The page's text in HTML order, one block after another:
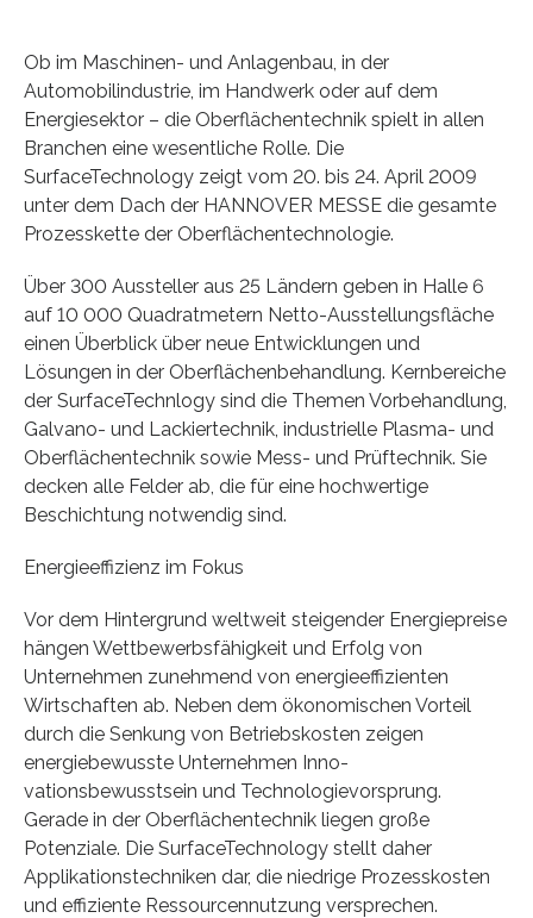
Ob im Maschinen- und Anlagenbau, in der
Automobilindustrie, im Handwerk oder auf dem
Energiesektor – die Oberflächentechnik spielt in allen
Branchen eine wesentliche Rolle. Die
SurfaceTechnology zeigt vom 20. bis 24. April 2009
unter dem Dach der HANNOVER MESSE die ge­samte
Prozesskette der Oberflächentechnologie.
Über 300 Aussteller aus 25 Ländern geben in Halle 6
auf 10 000 Quadratmetern Netto-Ausstel­lungsfläche
einen Überblick über neue Entwicklungen und
Lösungen in der Oberflächenbehandlung. Kernbereiche
der SurfaceTechnlogy sind die Themen Vorbehandlung,
Galvano- und Lackiertechnik, industrielle Plasma- und
Ober­flächentechnik sowie Mess- und Prüftechnik. Sie
decken alle Felder ab, die für eine hochwertige
Beschichtung notwendig sind.
Energieeffizienz im Fokus
Vor dem Hintergrund weltweit steigender Energiepreise
hängen Wettbe­werbsfähigkeit und Erfolg von
Unternehmen zunehmend von energieeffi­zienten
Wirtschaften ab. Neben dem ökonomischen Vorteil
durch die Senkung von Betriebskosten zeigen
energiebewusste Unternehmen Inno­
vationsbewusstsein und Technologievorsprung.
Gerade in der Ober­flächentechnik liegen große
Potenziale. Die SurfaceTechnology stellt da­her
Applikationstechniken dar, die niedrige Prozesskosten
und effiziente Ressourcennutzung versprechen.